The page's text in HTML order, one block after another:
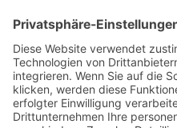
müssen wir daher
ablehnen.